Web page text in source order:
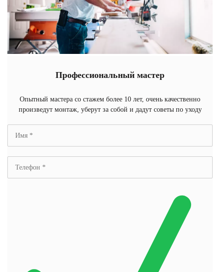
Профессиональный мастер
Опытный мастера со стажем более 10 лет, очень качественно
произведут монтаж, уберут за собой и дадут советы по уходу